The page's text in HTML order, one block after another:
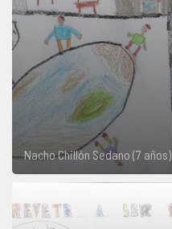
Nacho Chillón Sedano (7 años)